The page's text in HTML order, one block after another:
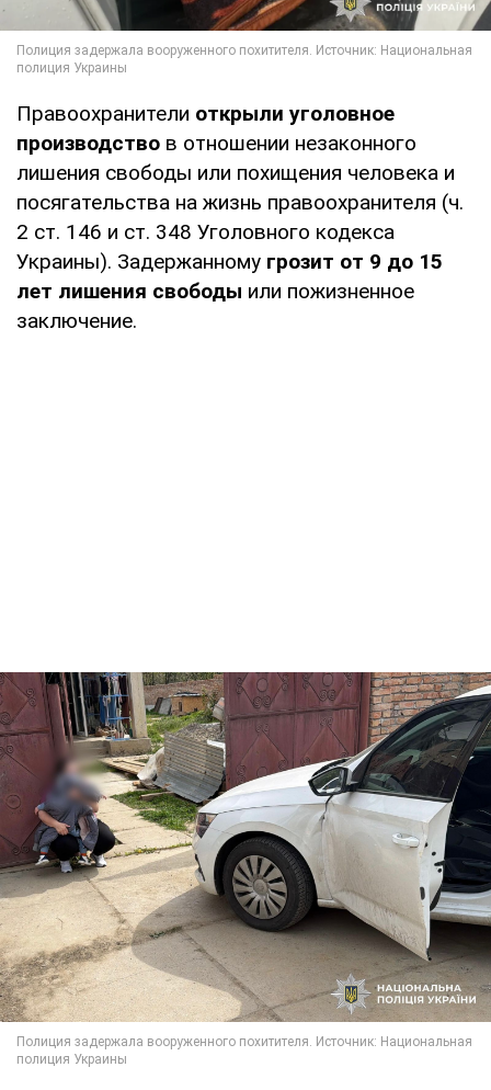
Правоохранители открыли уголовное
производство в отношении незаконного
лишения свободы или похищения человека и
посягательства на жизнь правоохранителя (ч.
2 ст. 146 и ст. 348 Уголовного кодекса
Украины). Задержанному грозит от 9 до 15
лет лишения свободы или пожизненное
заключение.